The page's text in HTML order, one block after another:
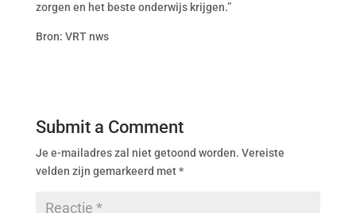
zorgen en het beste onderwijs krijgen.”
Bron: VRT nws
Submit a Comment
Je e-mailadres zal niet getoond worden. Vereiste
velden zijn gemarkeerd met*